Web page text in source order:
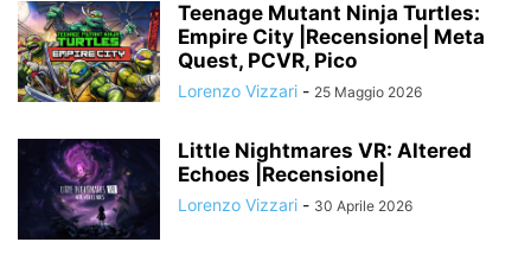
Teenage Mutant Ninja Turtles:
Empire City |Recensione| Meta
Quest, PCVR, Pico
Lorenzo Vizzari - 25 Maggio 2026
Little Nightmares VR: Altered
Echoes |Recensione|
Lorenzo Vizzari - 30 Aprile 2026